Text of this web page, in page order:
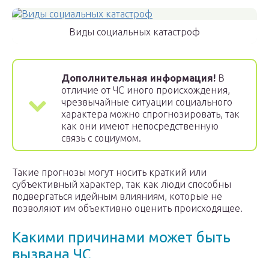
Виды социальных катастроф
Дополнительная информация! В
отличие от ЧС иного происхождения,
чрезвычайные ситуации социального
характера можно спрогнозировать, так
как они имеют непосредственную
связь с социумом.
Такие прогнозы могут носить краткий или
субъективный характер, так как люди способны
подвергаться идейным влияниям, которые не
позволяют им объективно оценить происходящее.
Какими причинами может быть
вызвана ЧС